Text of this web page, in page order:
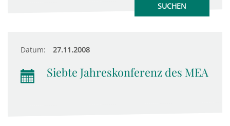
Datum: 27.11.2008
Siebte Jahreskonferenz des MEA